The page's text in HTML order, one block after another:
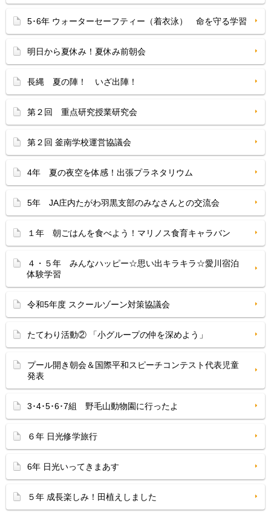
5･6年 ウォーターセーフティー（着衣泳） 命を守る学習
明日から夏休み！夏休み前朝会
長縄 夏の陣！ いざ出陣！
第２回 重点研究授業研究会
第２回 釜南学校運営協議会
4年 夏の夜空を体感！出張プラネタリウム
5年 JA庄内たがわ羽黒支部のみなさんとの交流会
１年 朝ごはんを食べよう！マリノス食育キャラバン
４・５年 みんなハッピー☆思い出キラキラ☆愛川宿泊
体験学習
令和5年度 スクールゾーン対策協議会
たてわり活動② 「小グループの仲を深めよう」
プール開き朝会＆国際平和スピーチコンテスト代表児童
発表
3･4･5･6･7組 野毛山動物園に行ったよ
６年 日光修学旅行
6年 日光いってきまあす
５年 成長楽しみ！田植えしました